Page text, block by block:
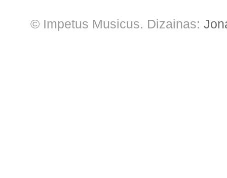
© Impetus Musicus. Dizainas: